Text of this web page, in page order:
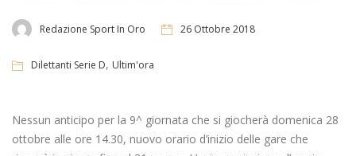
Redazione Sport In Oro 26 Ottobre 2018
Dilettanti Serie D, Ultim'ora
Nessun anticipo per la 9^ giornata che si giocherà domenica 28
ottobre alle ore 14.30, nuovo orario d’inizio delle gare che